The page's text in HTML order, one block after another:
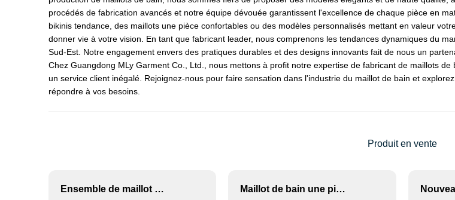
procédés de fabrication avancés et notre équipe dévouée garantissent l'excellence de chaque pièce en
bikinis tendance, des maillots une pièce confortables ou des modèles personnalisés mettant en valeur
donner vie à votre vision. En tant que fabricant leader, nous comprenons les tendances dynamiques du
Sud-Est. Notre engagement envers des pratiques durables et des designs innovants fait de nous un
Chez Guangdong MLy Garment Co., Ltd., nous mettons à profit notre expertise de fabricant de maillots
un service client inégalé. Rejoignez-nous pour faire sensation dans l'industrie du maillot de bain et
répondre à vos besoins.
Produit en vente
Ensemble de maillot de bain bikini triangle pour femme, string Maillot de bain une pièce à bordure contrastée personnalisée OEM 2026